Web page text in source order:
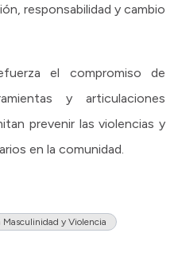
responsabilidad y cambio
el compromiso de
y articulaciones
prevenir las violencias y
en la comunidad.
Masculinidad y Violencia